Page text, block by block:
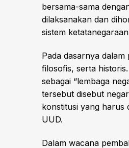
bersama-sama
dilaksanakan dan
sistem
Pada dasarnya
filosofis, serta
sebagai “lembaga
tersebut disebut
konstitusi yang harus
UUD.
Dalam wacana